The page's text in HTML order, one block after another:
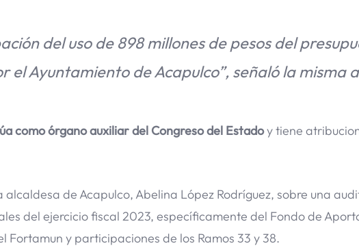
del uso de 898 millones de pesos del
el Ayuntamiento de Acapulco”, señaló la misma
como órgano auxiliar del Congreso del Estadoy tiene
alcaldesa de Acapulco, Abelina López Rodríguez, sobre una
del ejercicio fiscal 2023, específicamente del Fondo de
Fortamun y participaciones de los Ramos 33 y 38.